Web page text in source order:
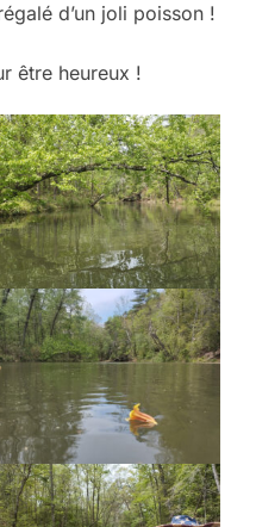
d’un joli poisson !
être heureux !